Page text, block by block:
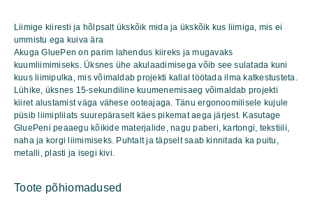
Liimige kiiresti ja hõlpsalt ükskõik mida ja ükskõik kus liimiga, mis ei
ummistu ega kuiva ära
Akuga GluePen on parim lahendus kiireks ja mugavaks
kuumliimimiseks. Üksnes ühe akulaadimisega võib see sulatada kuni
kuus liimipulka, mis võimaldab projekti kallal töötada ilma katkestusteta.
Lühike, üksnes 15-sekundiline kuumenemisaeg võimaldab projekti
kiiret alustamist väga vähese ooteajaga. Tänu ergonoomilisele kujule
püsib liimipliiats suurepäraselt käes pikemat aega järjest. Kasutage
GluePeni peaaegu kõikide materjalide, nagu paberi, kartongi, tekstiili,
naha ja korgi liimimiseks. Puhtalt ja täpselt saab kinnitada ka puitu,
metalli, plasti ja isegi kivi.
Toote põhiomadused